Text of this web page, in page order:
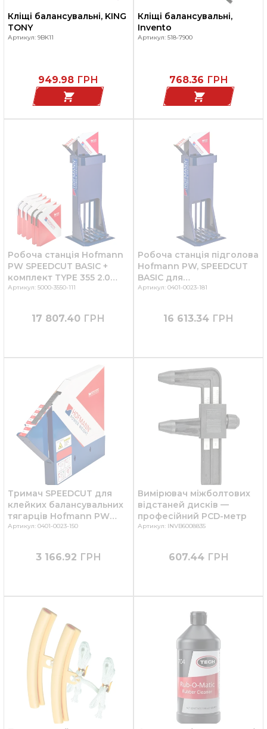
Кліщі балансувальні, KING
TONY
Артикул: 9BK11
949.98 ГРН
Кліщі балансувальні,
Invento
Артикул: 518-7900
768.36 ГРН
Робоча станція Hofmann
PW SPEEDCUT BASIC +
комплект TYPE 355 2.0
SILVER/BLACK - 5 рулонів
Артикул: 5000-3550-111
17 807.40 ГРН
Робоча станція підголова
Hofmann PW, SPEEDCUT
BASIC для
балансувальних тягарців
Артикул: 0401-0023-181
16 613.34 ГРН
Тримач SPEEDCUT для
клейких балансувальних
тягарців Hofmann PW
0401-0023-150, TYPE
Артикул: 0401-0023-150
3 166.92 ГРН
Вимірювач міжболтових
відстаней дисків —
професійний PCD-метр
Артикул: INVB6008835
607.44 ГРН